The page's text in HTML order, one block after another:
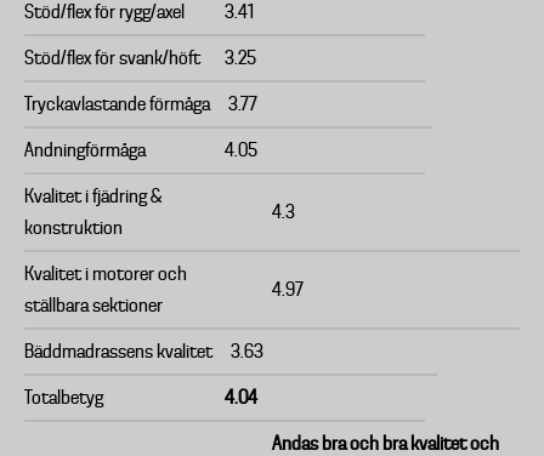
Stöd/flex för rygg/axel 3.41
Stöd/flex för svank/höft 3.25
Tryckavlastande förmåga 3.77
Andningförmåga 4.05
Kvalitet i fjädring &
konstruktion
4.3
Kvalitet i motorer och
ställbara sektioner
4.97
Bäddmadrassens kvalitet 3.63
Totalbetyg 4.04
Andas bra och bra kvalitet och